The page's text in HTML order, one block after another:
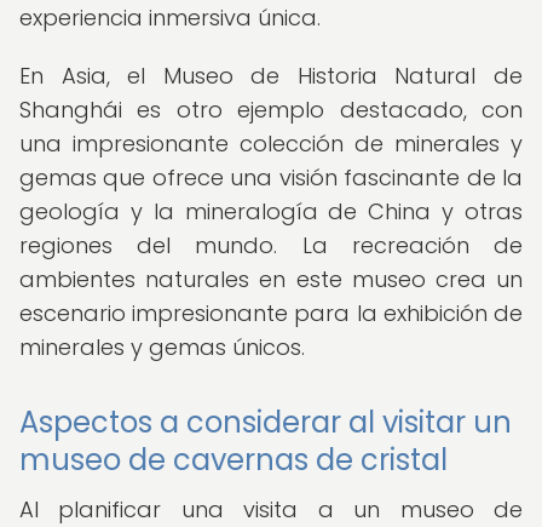
experiencia inmersiva única.
En Asia, el Museo de Historia Natural de
Shanghái es otro ejemplo destacado, con
una impresionante colección de minerales y
gemas que ofrece una visión fascinante de la
geología y la mineralogía de China y otras
regiones del mundo. La recreación de
ambientes naturales en este museo crea un
escenario impresionante para la exhibición de
minerales y gemas únicos.
Aspectos a considerar al visitar un
museo de cavernas de cristal
Al planificar una visita a un museo de